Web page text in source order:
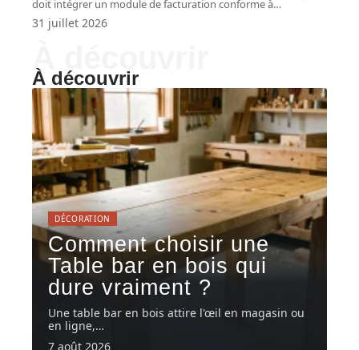
doit intégrer un module de facturation conforme à…
31 juillet 2026
À découvrir
DÉCORATION
Comment choisir une
Table bar en bois qui
dure vraiment ?
Une table bar en bois attire l'œil en magasin ou
en ligne,…
7 août 2026